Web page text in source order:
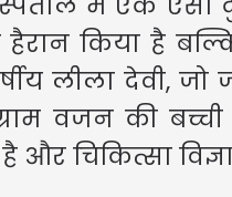
किया है
लीला देवी,
वजन की
चिकित्सा